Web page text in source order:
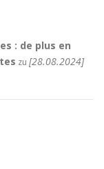
: de plus en
zu [28.08.2024]